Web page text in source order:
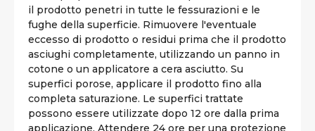
il prodotto penetri in tutte le fessurazioni e le
fughe della superficie. Rimuovere l'eventuale
eccesso di prodotto o residui prima che il prodotto
asciughi completamente, utilizzando un panno in
cotone o un applicatore a cera asciutto. Su
superfici porose, applicare il prodotto fino alla
completa saturazione. Le superfici trattate
possono essere utilizzate dopo 12 ore dalla prima
applicazione. Attendere 24 ore per una protezione